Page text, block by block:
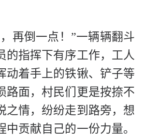
再倒一点！”一辆辆翻斗
的指挥下有序工作，工人
动着手上的铁锹、铲子等
路面，村民们更是按捺不
之情，纷纷走到路旁，想
中贡献自己的一份力量。